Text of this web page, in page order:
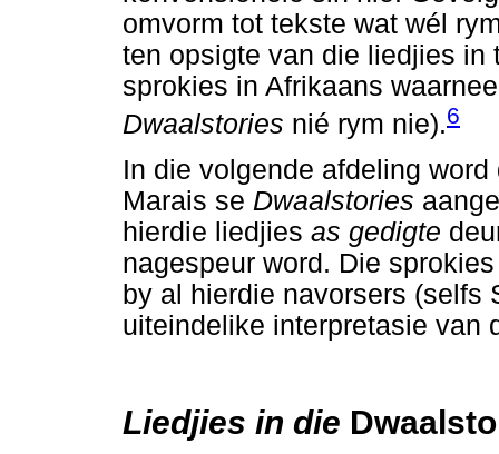
omvorm tot tekste wat wél
ten opsigte van die liedjies in
sprokies in Afrikaans
Dwaalstories nié rym nie).6
In die volgende afdeling
Marais se Dwaalstories
hierdie liedjies as gedigte
nagespeur word. Die
by al hierdie navorsers (selfs
uiteindelike interpretasie van
Liedjies in die